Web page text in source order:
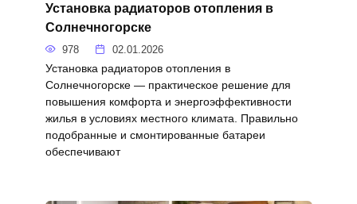
Установка радиаторов отопления в
Солнечногорске
978 02.01.2026
Установка радиаторов отопления в
Солнечногорске — практическое решение для
повышения комфорта и энергоэффективности
жилья в условиях местного климата. Правильно
подобранные и смонтированные батареи
обеспечивают